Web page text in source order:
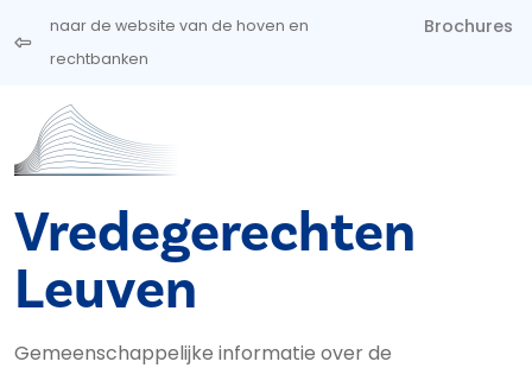
Overslaan en naar de inhoud gaan
naar de website van de hoven en
rechtbanken
Brochures
Vredegerechten
Leuven
Gemeenschappelijke informatie over de